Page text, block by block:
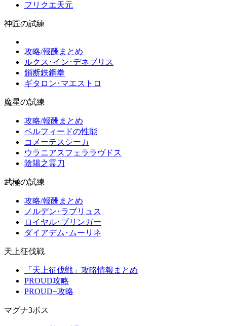
フリクエ天元
神匠の試練
攻略/報酬まとめ
ルクス･イン･デネブリス
鎖断鉄鋼拳
ギタロン･マエストロ
魔星の試練
攻略/報酬まとめ
ペルフィードの性能
コメーテスシーカ
ウラニアスフェララヴドス
陰陽之霊刀
武極の試練
攻略/報酬まとめ
ノルデン･ラブリュス
ロイヤル･ブリンガー
ダイアデム･ムーリネ
天上征伐戦
「天上征伐戦」攻略情報まとめ
PROUD攻略
PROUD+攻略
マグナ3ボス